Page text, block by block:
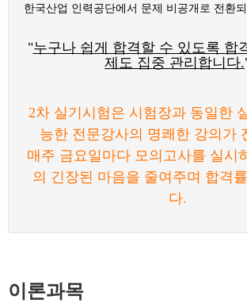
한국산업 인력공단에서 문제 비공개로 전환
"누구나 쉽게 합격할 수 있도록 합
제도 집중 관리합니다.
2차 실기시험은 시험장과 동일한
능한 전문강사의 명쾌한 강의가
매주 금요일마다 모의고사를 실시
의 긴장된 마음을 줄여주며 합격
다.
이론과목